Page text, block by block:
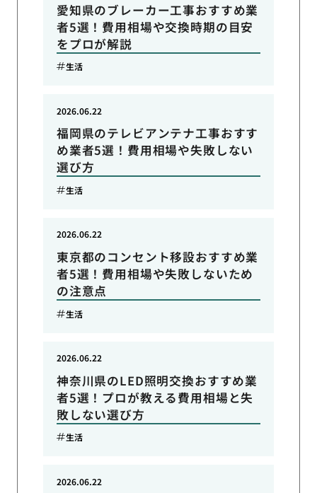
愛知県のブレーカー工事おすすめ業
者5選！費用相場や交換時期の目安
をプロが解説
生活
福岡県のテレビアンテナ工事おすす
め業者5選！費用相場や失敗しない
選び方
2026.06.22
生活
東京都のコンセント移設おすすめ業
者5選！費用相場や失敗しないため
の注意点
2026.06.22
生活
神奈川県のLED照明交換おすすめ業
者5選！プロが教える費用相場と失
敗しない選び方
2026.06.22
生活
2026.06.22